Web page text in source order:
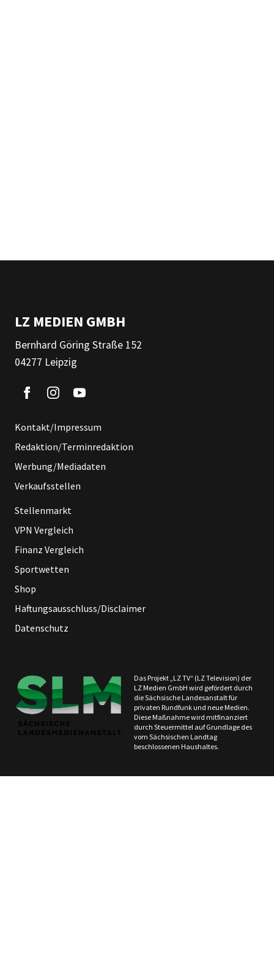
LZ MEDIEN GMBH
Bernhard Göring Straße 152
04277 Leipzig
Kontakt/Impressum
Redaktion/Terminredaktion
Werbung/Mediadaten
Verkaufsstellen
Stellenmarkt
VPN Vergleich
Finanz Vergleich
Sportwetten
Shop
Haftungsausschluss/Disclaimer
Datenschutz
Das Projekt „LZ TV“ (LZ Television) der
LZ Medien GmbH wird gefördert durch
die Sächsische Landesanstalt für
privaten Rundfunk und neue Medien.
Diese Maßnahme wird mitfinanziert
durch Steuermittel auf Grundlage des
vom Sächsischen Landtag
beschlossenen Haushaltes.